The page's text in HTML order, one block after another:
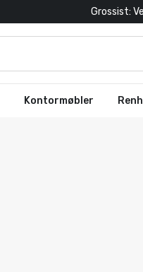
Grossist:
Kontormøbler